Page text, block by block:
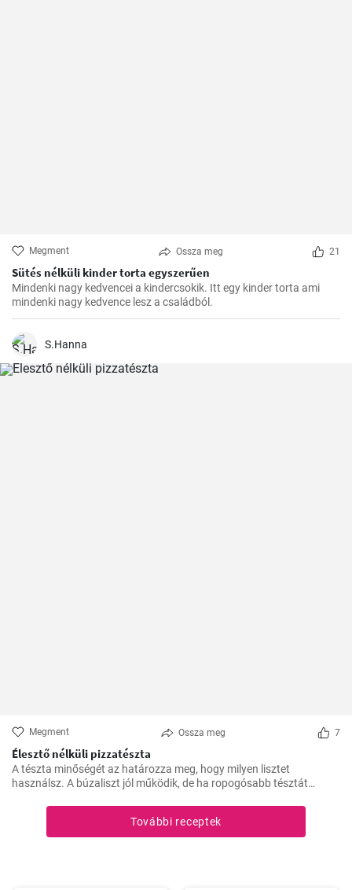
Megment Ossza meg 21
Sütés nélküli kinder torta egyszerűen
Mindenki nagy kedvencei a kindercsokik. Itt egy kinder torta ami
mindenki nagy kedvence lesz a családból.
S.Hanna
Megment Ossza meg 7
Élesztő nélküli pizzatészta
A tészta minőségét az határozza meg, hogy milyen lisztet
használsz. A búzaliszt jól működik, de ha ropogósabb tésztát
További receptek